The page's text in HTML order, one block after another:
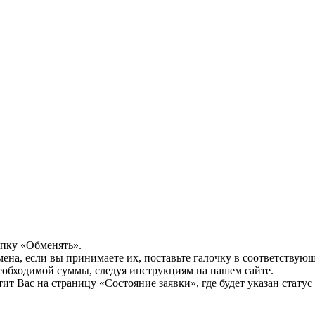
«Обменять».
если вы принимаете их, поставьте галочку в
суммы, следуя инструкциям на нашем сайте.
Вас на страницу «Состояние заявки», где будет указан